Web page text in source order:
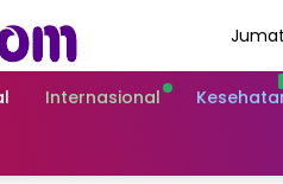
Internasional